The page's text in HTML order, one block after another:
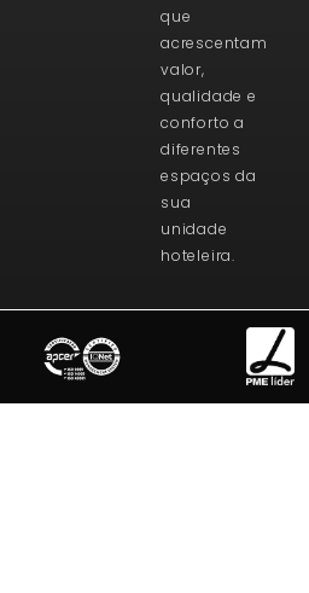
que
acrescentam
valor,
qualidade e
conforto a
diferentes
espaços da
sua
unidade
hoteleira.